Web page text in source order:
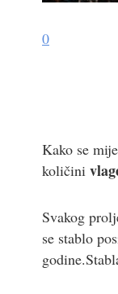
0
Kako se
količini
Svakog
se stablo